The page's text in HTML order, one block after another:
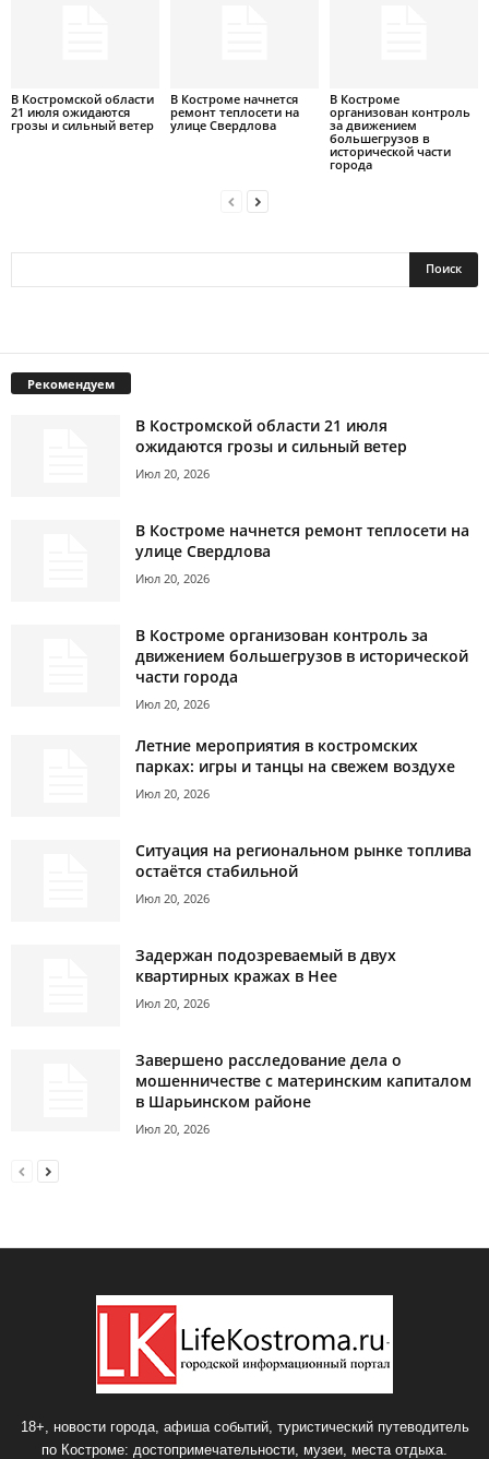
В Костромской области
21 июля ожидаются
грозы и сильный ветер
В Костроме начнется
ремонт теплосети на
улице Свердлова
В Костроме
организован контроль
за движением
большегрузов в
исторической части
города
Рекомендуем
В Костромской области 21 июля
ожидаются грозы и сильный ветер
Июл 20, 2026
В Костроме начнется ремонт теплосети на
улице Свердлова
Июл 20, 2026
В Костроме организован контроль за
движением большегрузов в исторической
части города
Июл 20, 2026
Летние мероприятия в костромских
парках: игры и танцы на свежем воздухе
Июл 20, 2026
Ситуация на региональном рынке топлива
остаётся стабильной
Июл 20, 2026
Задержан подозреваемый в двух
квартирных кражах в Нее
Июл 20, 2026
Завершено расследование дела о
мошенничестве с материнским капиталом
в Шарьинском районе
Июл 20, 2026
18+, новости города, афиша событий, туристический путеводитель
по Костроме: достопримечательности, музеи, места отдыха.